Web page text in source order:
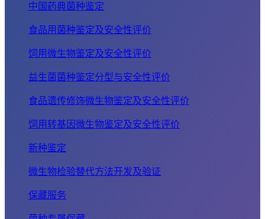
中国药典菌种鉴定
食品用菌种鉴定及安全性评价
饲用微生物鉴定及安全性评价
益生菌菌种鉴定分型与安全性评价
食品遗传修饰微生物鉴定及安全性评价
饲用转基因微生物鉴定及安全性评价
新种鉴定
微生物检验替代方法开发及验证
保藏服务